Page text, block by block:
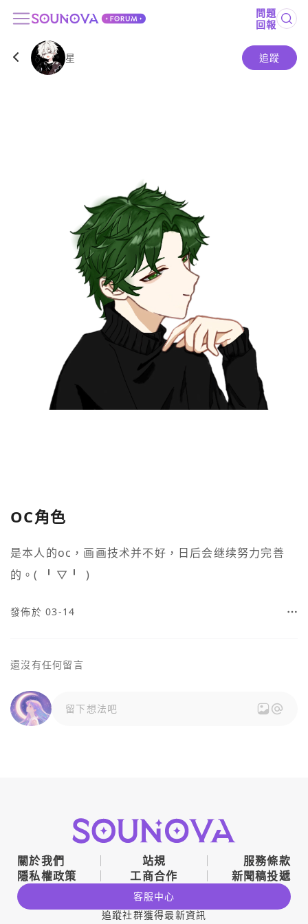
問題
回報
星 追蹤
OC角色
是本人的oc，画画技术并不好，日后会继续努力完善
的。(⁠ ⁠╹⁠▽⁠╹⁠ ⁠)
發佈於 03-14
還沒有任何留言
留下想法吧
關於我們 站規
服務條款
隱私權政策
工商合作 新聞稿投遞
客服中心
追蹤社群獲得最新資訊